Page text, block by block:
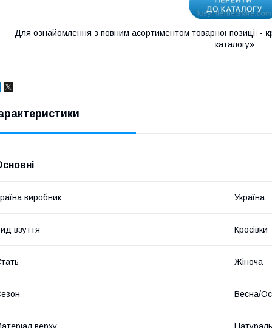
Для ознайомлення з повним асортиментом товарної позиції -
каталогу»
виробник Україна
взуття Кросівки
Жіноча
Весна/